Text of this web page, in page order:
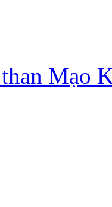
Mạo